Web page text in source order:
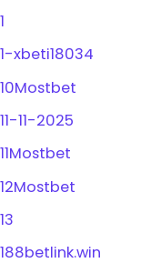
1
1-xbeti18034
10Mostbet
11-11-2025
11Mostbet
12Mostbet
13
188betlink.win